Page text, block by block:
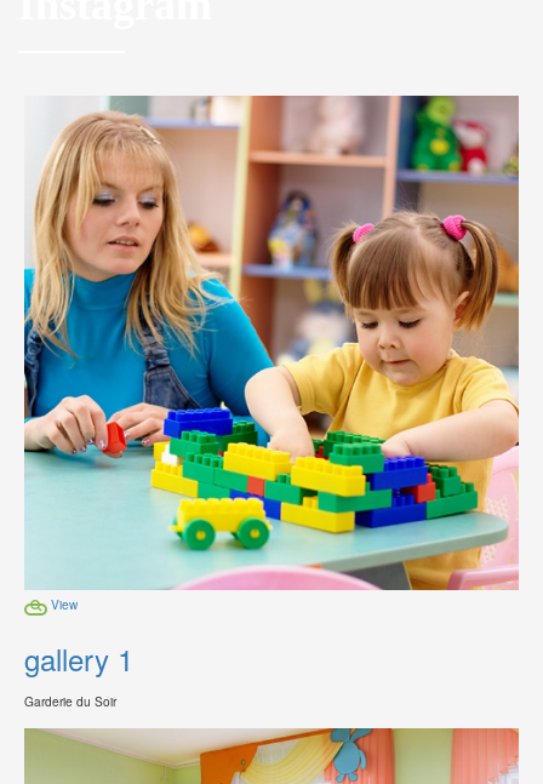
View
gallery 1
Garderie du Soir